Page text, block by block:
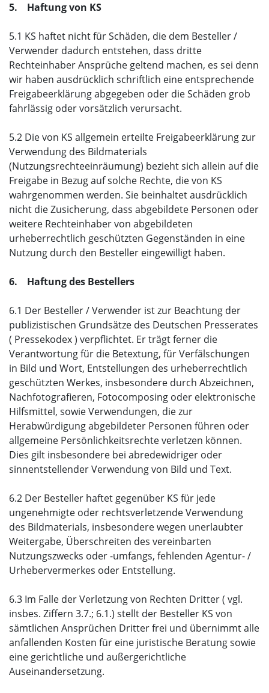
5. Haftung von KS
5.1 KS haftet nicht für Schäden, die dem Besteller /
Verwender dadurch entstehen, dass dritte
Rechteinhaber Ansprüche geltend machen, es sei denn
wir haben ausdrücklich schriftlich eine entsprechende
Freigabeerklärung abgegeben oder die Schäden grob
fahrlässig oder vorsätzlich verursacht.
5.2 Die von KS allgemein erteilte Freigabeerklärung zur
Verwendung des Bildmaterials
(Nutzungsrechteeinräumung) bezieht sich allein auf die
Freigabe in Bezug auf solche Rechte, die von KS
wahrgenommen werden. Sie beinhaltet ausdrücklich
nicht die Zusicherung, dass abgebildete Personen oder
weitere Rechteinhaber von abgebildeten
urheberrechtlich geschützten Gegenständen in eine
Nutzung durch den Besteller eingewilligt haben.
6. Haftung des Bestellers
6.1 Der Besteller / Verwender ist zur Beachtung der
publizistischen Grundsätze des Deutschen Presserates
( Pressekodex ) verpflichtet. Er trägt ferner die
Verantwortung für die Betextung, für Verfälschungen
in Bild und Wort, Entstellungen des urheberrechtlich
geschützten Werkes, insbesondere durch Abzeichnen,
Nachfotografieren, Fotocomposing oder elektronische
Hilfsmittel, sowie Verwendungen, die zur
Herabwürdigung abgebildeter Personen führen oder
allgemeine Persönlichkeitsrechte verletzen können.
Dies gilt insbesondere bei abredewidriger oder
sinnentstellender Verwendung von Bild und Text.
6.2 Der Besteller haftet gegenüber KS für jede
ungenehmigte oder rechtsverletzende Verwendung
des Bildmaterials, insbesondere wegen unerlaubter
Weitergabe, Überschreiten des vereinbarten
Nutzungszwecks oder -umfangs, fehlenden Agentur- /
Urhebervermerkes oder Entstellung.
6.3 Im Falle der Verletzung von Rechten Dritter ( vgl.
insbes. Ziffern 3.7.; 6.1.) stellt der Besteller KS von
sämtlichen Ansprüchen Dritter frei und übernimmt alle
anfallenden Kosten für eine juristische Beratung sowie
eine gerichtliche und außergerichtliche
Auseinandersetzung.